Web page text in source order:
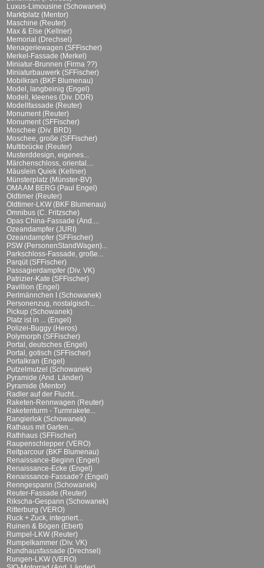
Luxus-Limousine (Schowanek)
Marktplatz (Mentor)
Maschine (Reuter)
Max & Else (Kellner)
Memorial (Drechsel)
Menageriewagen (SFFischer)
Merkel-Fassade (Merkel)
Miniatur-Brunnen (Firma ??)
Miniaturbauwerk (SFFischer)
Mobilkran (BKF Blumenau)
Model, langbeinig (Engel)
Modell, kleenes (Div. DDR)
Modellfassade (Reuter)
Monument (Reuter)
Monument (SFFischer)
Moschee (Div. BRD)
Moschee, große (SFFischer)
Multibrücke (Reuter)
Musterddesign, eigenes...
Märchenschloss, oriental....
Mäuslein Quiek (Kellner)
Münsterplatz (Münster-BV)
OMA AM BERG (Paul Engel)
Oldtimer (Reuter)
Oldtimer-LKW (BKF Blumenau)
Omnibus (C. Fritzsche)
Opas China-Fassade (And....
Ozeandampfer (JURI)
Ozeandampfer (SFFischer)
PSW (PersonenStandWagen)...
Parkschloss-Fassade, große...
Parqüt (SFFischer)
Passagierdampfer (Div. VK)
Patrizier-Kate (SFFischer)
Pavillion (Engel)
Perlmännchen I (Schowanek)
Personenzug, nostalgisch...
Pickup (Schowanek)
Platz ist in ... (Engel)
Polizei-Buggy (Heros)
Polymorph (SFFischer)
Portal, deutsches (Engel)
Portal, gotisch (SFFischer)
Portalkran (Engel)
Putzelmutzel (Schowanek)
Pyramide (And. Länder)
Pyramide (Mentor)
Radler auf der Flucht...
Raketen-Rennwagen (Reuter)
Raketenturm - Turmrakete...
Rangierlok (Schowanek)
Rathaus mit Garten...
Rathhaus (SFFischer)
Raupenschlepper (VERO)
Reitparcour (BKF Blumenau)
Renaissance-Beginn (Engel)
Renaissance-Ecke (Engel)
Renaissance-Fassade? (Engel)
Renngespann (Schowanek)
Reuter-Fassade (Reuter)
Rikscha-Gespann (Schowanek)
Ritterburg (VERO)
Ruck + Zuck, integriert...
Ruinen & Bögen (Ebert)
Rumpel-LKW (Reuter)
Rumpelkammer (Div. VK)
Rundhausfassade (Drechsel)
Rungen-LKW (VERO)